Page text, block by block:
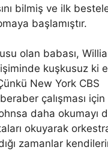
bilmiş ve ilk
başlamıştır.
olan babası,
kuşkusuz ki
New York CBS
beraber çalışması
daha okumayı
okuyarak
zamanlar